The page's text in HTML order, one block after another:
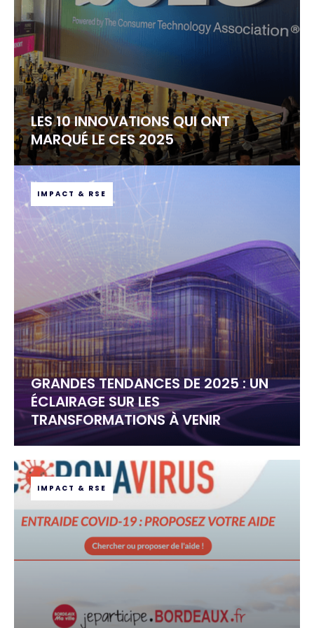
LES 10 INNOVATIONS QUI ONT
MARQUÉ LE CES 2025
IMPACT & RSE
GRANDES TENDANCES DE 2025 : UN
ÉCLAIRAGE SUR LES
TRANSFORMATIONS À VENIR
IMPACT & RSE